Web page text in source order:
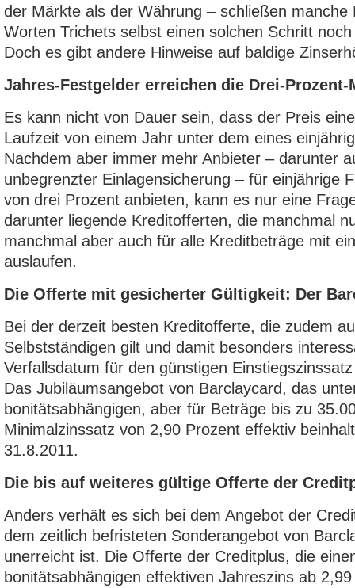
der Märkte als der Währung – schließen manche
Worten Trichets selbst einen solchen Schritt
Doch es gibt andere Hinweise auf baldige
Jahres-Festgelder erreichen die Drei-Prozent-
Es kann nicht von Dauer sein, dass der Preis
Laufzeit von einem Jahr unter dem eines
Nachdem aber immer mehr Anbieter – darunter
unbegrenzter Einlagensicherung – für einjährige
von drei Prozent anbieten, kann es nur eine
darunter liegende Kreditofferten, die manchmal
manchmal aber auch für alle Kreditbeträge mit
auslaufen.
Die Offerte mit gesicherter Gültigkeit: Der
Bei der derzeit besten Kreditofferte, die zudem
Selbstständigen gilt und damit besonders
Verfallsdatum für den günstigen
Das Jubiläumsangebot von Barclaycard, das
bonitätsabhängigen, aber für Beträge bis zu
Minimalzinssatz von 2,90 Prozent effektiv
31.8.2011.
Die bis auf weiteres gültige Offerte der
Anders verhält es sich bei dem Angebot der
dem zeitlich befristeten Sonderangebot von
unerreicht ist. Die Offerte der Creditplus, die
bonitätsabhängigen effektiven Jahreszins ab